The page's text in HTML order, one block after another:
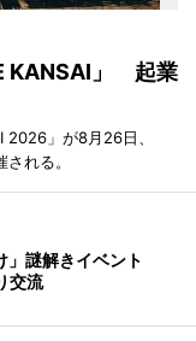
KANSAI」 起業
2026」が8月26日、
れる。
」謎解きイベント
交流